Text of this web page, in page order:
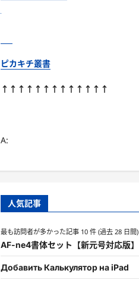
ピカキチ叢書
↑↑↑↑↑↑↑↑↑↑↑↑↑
A:
人気記事
最も訪問者が多かった記事 10 件 (過去 28 日間)
AF-ne4書体セット【新元号対応版】
Добавить Калькулятор на iPad